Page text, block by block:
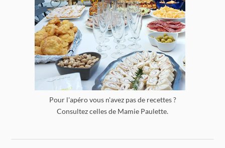
Pour l'apéro vous n'avez pas de recettes ?
Consultez celles de Mamie Paulette.